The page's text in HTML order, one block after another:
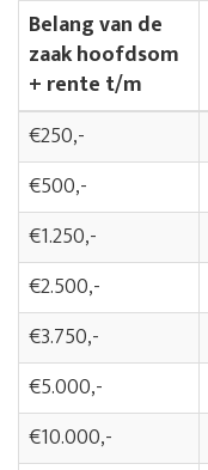
Belang van de
zaak hoofdsom
+ rente t/m
€250,-
€500,-
€1.250,-
€2.500,-
€3.750,-
€5.000,-
€10.000,-